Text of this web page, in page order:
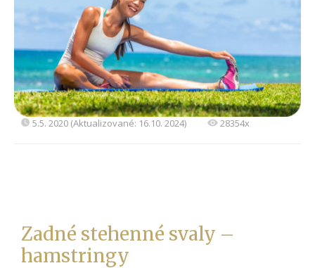
5.5. 2020 (Aktualizované: 16.10. 2024) 28354x
Zadné stehenné svaly –
hamstringy